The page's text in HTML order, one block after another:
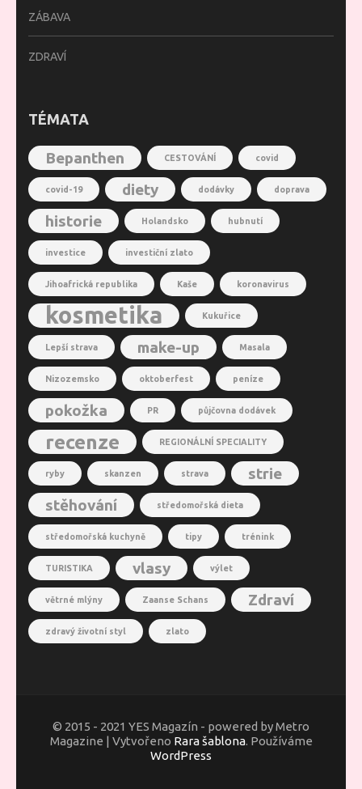
ZÁBAVA
ZDRAVÍ
TÉMATA
Bepanthen CESTOVÁNÍ covid
covid-19 diety dodávky doprava
historie Holandsko hubnutí
investice investiční zlato
Jihoafrická republika Kaše koronavirus
kosmetika Kukuřice
Lepší strava make-up Masala
Nizozemsko oktoberfest peníze
pokožka PR půjčovna dodávek
recenze REGIONÁLNÍ SPECIALITY
ryby skanzen strava
strie
stěhování
středomořská dieta
středomořská kuchyně tipy trénink
TURISTIKA vlasy výlet
větrné mlýny Zaanse Schans Zdraví
zdravý životní styl zlato
© 2015 - 2021 YES Magazín - powered by Metro
Magazine | Vytvořeno Rara šablona. Používáme
WordPress